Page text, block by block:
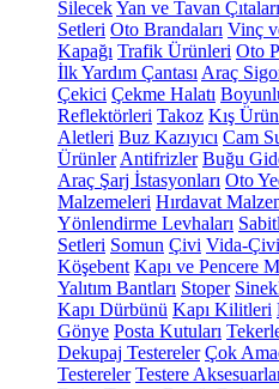
SilecekYan ve Tavan Çıtaları
Setleri Oto Brandaları Vinç
Kapağı Trafik Ürünleri Oto
İlk Yardım Çantası Araç
Çekici Çekme Halatı
Reflektörleri Takoz Kış
Aletleri Buz Kazıyıcı Cam
Ürünler Antifrizler Buğu
Araç Şarj İstasyonları Oto
Malzemeleri Hırdavat
Yönlendirme Levhaları
Setleri Somun Çivi Vida-Çivi
Köşebent Kapı ve Pencere
Yalıtım Bantları Stoper
Kapı Dürbünü Kapı Kilitleri
Gönye Posta Kutuları
Dekupaj Testereler Çok
Testereler Testere